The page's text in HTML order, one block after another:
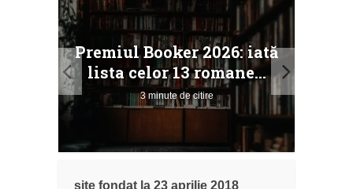
Premiul Booker 2026: iată
lista celor 13 romane...
3 minute de citire
site fondat la 23 aprilie 2018